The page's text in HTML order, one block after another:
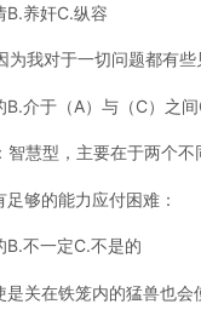
B.养奸C.纵容
为我对于一切问题都有
B.介于（A）与（C）之
智慧型，主要在于两个不
足够的能力应付困难：
B.不一定C.不是的
是关在铁笼内的猛兽也会